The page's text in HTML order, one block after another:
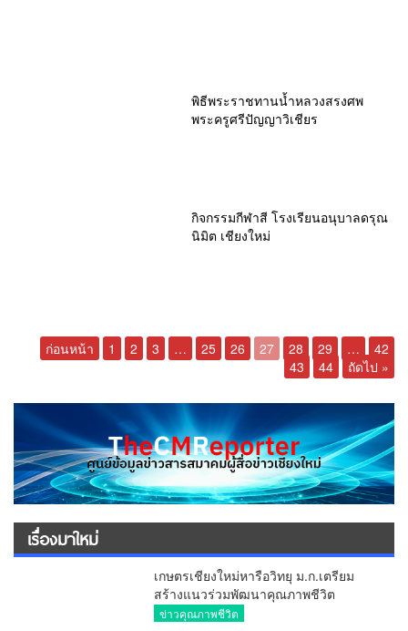
พิธีพระราชทานน้ำหลวงสรงศพ
พระครูศรีปัญญาวิเชียร
กิจกรรมกีฬาสี โรงเรียนอนุบาลดรุณ
นิมิต เชียงใหม่
ก่อนหน้า 1 2 3 … 25 26 27 28 29 …
42
43
44 ถัดไป »
เรื่องมาใหม่
เกษตรเชียงใหม่หารือวิทยุ ม.ก.เตรียม
สร้างแนวร่วมพัฒนาคุณภาพชีวิต
เกษตรกร สื่อสารข้อมูลถูกต้องขับเคลื่อน
ข่าวคุณภาพชีวิต